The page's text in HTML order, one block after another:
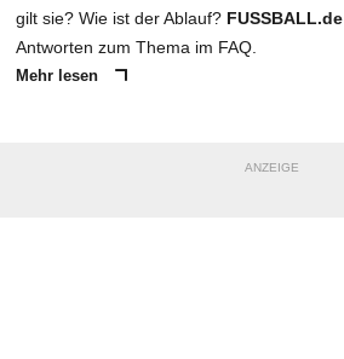
gilt sie? Wie ist der Ablauf? FUSSBALL.de
Antworten zum Thema im FAQ.
Mehr lesen
ANZEIGE